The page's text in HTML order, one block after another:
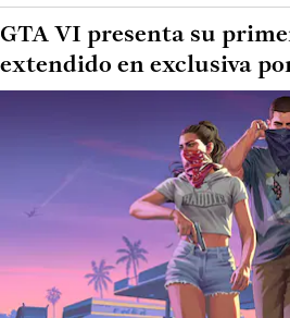
GTA VI presenta su
extendido en exclusiva